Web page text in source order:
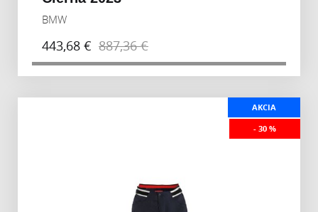
BMW
443,68 € 887,36 €
AKCIA
- 30 %